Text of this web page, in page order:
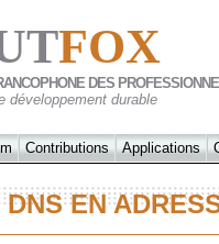
FOX
DES
développement durable
Contributions Applications
DNS EN